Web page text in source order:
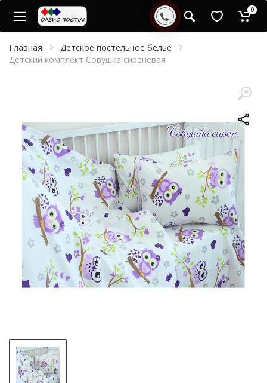
0
Главная
Детское постельное белье
Детский комплект Совушка сиреневая